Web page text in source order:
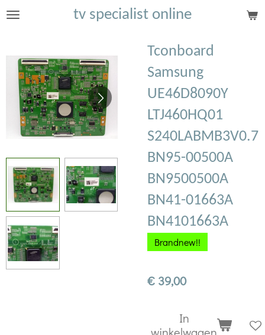
Ga
hoofdinhoud
tv specialist online
Tconboard
Samsung
UE46D8090Y
LTJ460HQ01
S240LABMB3V0.7
BN95-00500A
BN9500500A
BN41-01663A
BN4101663A
Brandnew!!
€ 39,00
In